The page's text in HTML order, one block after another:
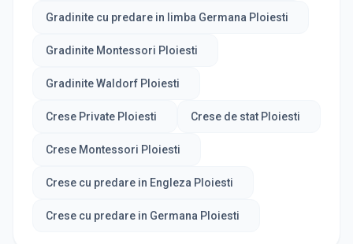
Gradinite cu predare in limba Germana Ploiesti
Gradinite Montessori Ploiesti
Gradinite Waldorf Ploiesti
Crese Private Ploiesti Crese de stat Ploiesti
Crese Montessori Ploiesti
Crese cu predare in Engleza Ploiesti
Crese cu predare in Germana Ploiesti